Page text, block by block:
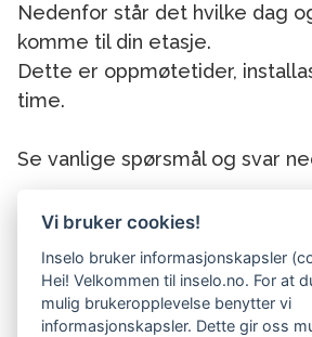
Nedenfor står det hvilke dag
komme til din etasje.
Dette er oppmøtetider,
time.
Se vanlige spørsmål og svar
Vi ser frem til å hjelpe deg!
Vennlig hilsen
Vi bruker cookies!
Inselo bruker informasjonskapsler
Hei! Velkommen til inselo.no. For at
mulig brukeropplevelse benytter vi
informasjonskapsler. Dette gir oss